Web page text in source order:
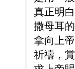
真正明
撒母耳
拿向上
祈禱，